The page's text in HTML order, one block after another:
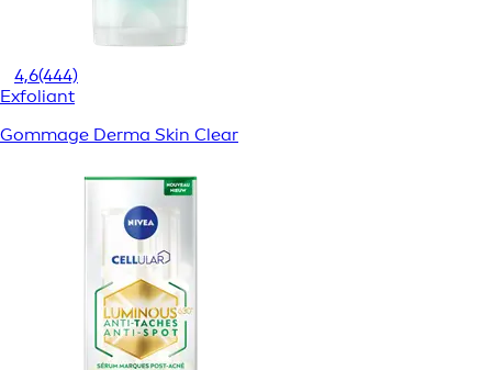
4,6(444)
Exfoliant
Gommage Derma Skin Clear